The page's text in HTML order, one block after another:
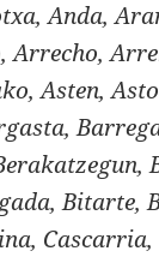
Anda,
Asten,
Bitarte,
Cascarria,